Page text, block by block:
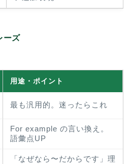
ーズ
用途・ポイント
最も汎用的。迷ったらこれ
For example の言い換え。
語彙点UP
「なぜなら〜だからです」理